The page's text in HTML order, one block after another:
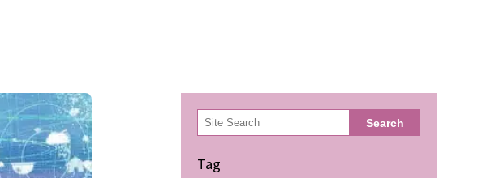
検
索 Search
Tag